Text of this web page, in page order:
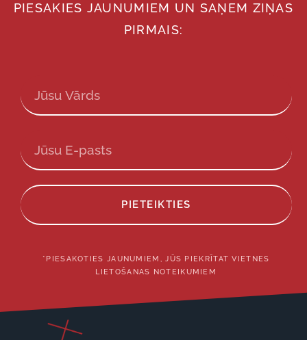
PIESAKIES JAUNUMIEM UN SAŅEM ZIŅAS
PIRMAIS:
PIETEIKTIES
*PIESAKOTIES JAUNUMIEM, JŪS PIEKRĪTAT VIETNES
LIETOŠANAS NOTEIKUMIEM